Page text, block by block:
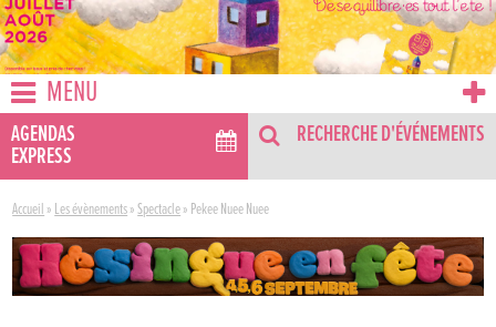
MENU
AGENDAS
EXPRESS
RECHERCHE D'ÉVÉNEMENTS
Accueil » Les évènements»Spectacle» Pekee Nuee Nuee